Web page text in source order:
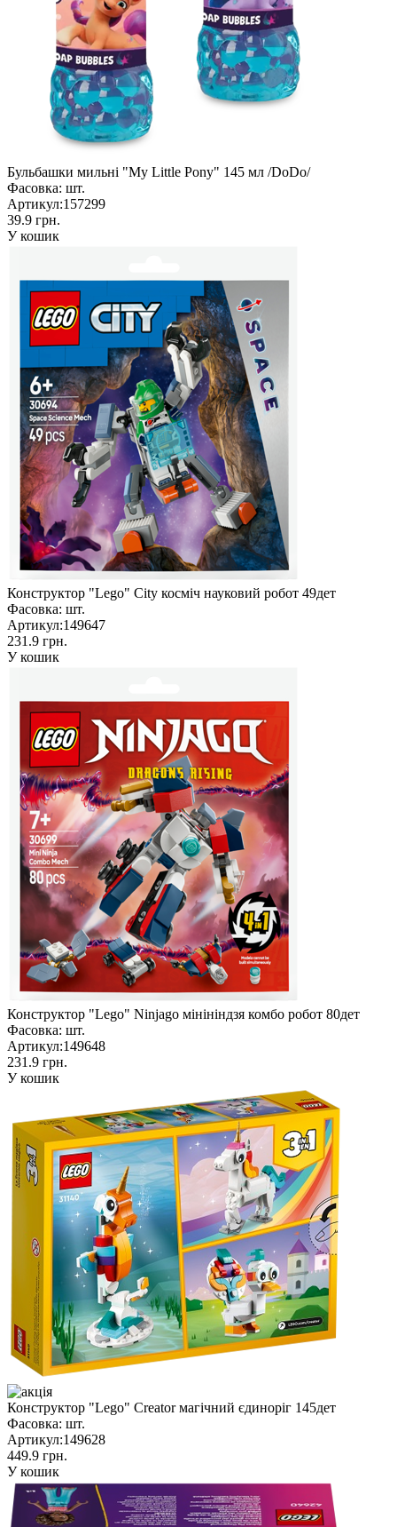
Бульбашки мильні "My Little Pony" 145 мл /DoDo/
Фасовка: шт.
Артикул:157299
39.9 грн.
У кошик
Конструктор "Lego" City косміч науковий робот 49дет
Фасовка: шт.
Артикул:149647
231.9 грн.
У кошик
Конструктор "Lego" Ninjago мінініндзя комбо робот 80дет
Фасовка: шт.
Артикул:149648
231.9 грн.
У кошик
Конструктор "Lego" Creator магічний єдиноріг 145дет
Фасовка: шт.
Артикул:149628
449.9 грн.
У кошик